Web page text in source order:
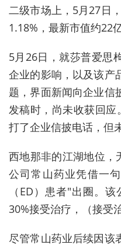
二级市场上，5月27日
1.18%，最新市值约22亿
5月26日，就莎普爱思
企业的影响，以及该产
题，界面新闻向企业信
发稿时，尚未收获回
打了企业信披电话，但
西地那非的江湖地位，
公司常山药业凭借一
（ED）患者"出圈。
30%接受治疗，（接受
尽管常山药业后续因该